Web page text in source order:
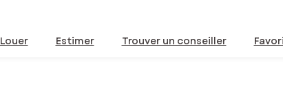
Louer Estimer Trouver un conseiller